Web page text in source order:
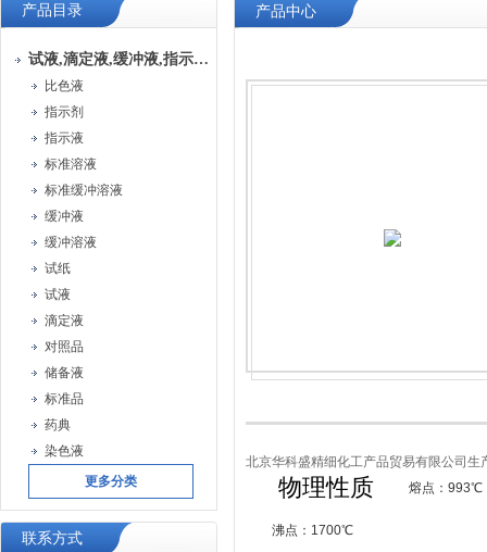
产品目录
试液,滴定液,缓冲液,指示液,试纸
比色液
指示剂
指示液
标准溶液
标准缓冲溶液
缓冲液
缓冲溶液
试纸
试液
滴定液
对照品
储备液
标准品
药典
染色液
更多分类
联系方式
产品中心
北京华科盛精细化工产品贸易有限公司生
物理性质 熔点：993℃
沸点：1700℃